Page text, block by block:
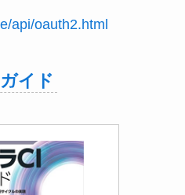
api/oauth2.html
イド